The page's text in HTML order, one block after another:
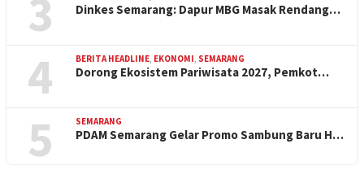
3 Dinkes Semarang: Dapur MBG Masak Rendang…
4 BERITA HEADLINE EKONOMI SEMARANG
Dorong Ekosistem Pariwisata 2027, Pemkot…
5 SEMARANG
PDAM Semarang Gelar Promo Sambung Baru H…